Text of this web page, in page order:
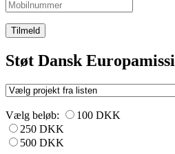
Tilmeld
Støt Dansk
Vælg beløb:
100 DKK
250 DKK
500 DKK